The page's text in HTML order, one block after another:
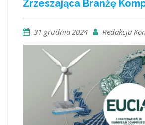
Zrzeszająca Branżę
31 grudnia 2024 Redakcja